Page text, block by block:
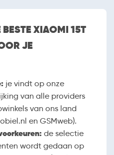
BESTE XIAOMI 15T
JE
je vindt op onze
van alle providers
van ons land
en GSMweb).
de selectie
wordt gedaan op